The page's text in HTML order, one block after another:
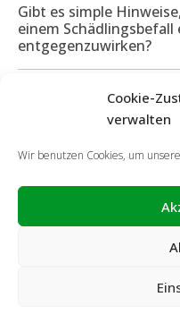
Cookie-
verwalten
Wir benutzen Cookies, um
Gibt es simple
einem Schädlingsbefall
entgegenzuwirken?
Welche Services kann
wenn durch die
Defekte entstanden